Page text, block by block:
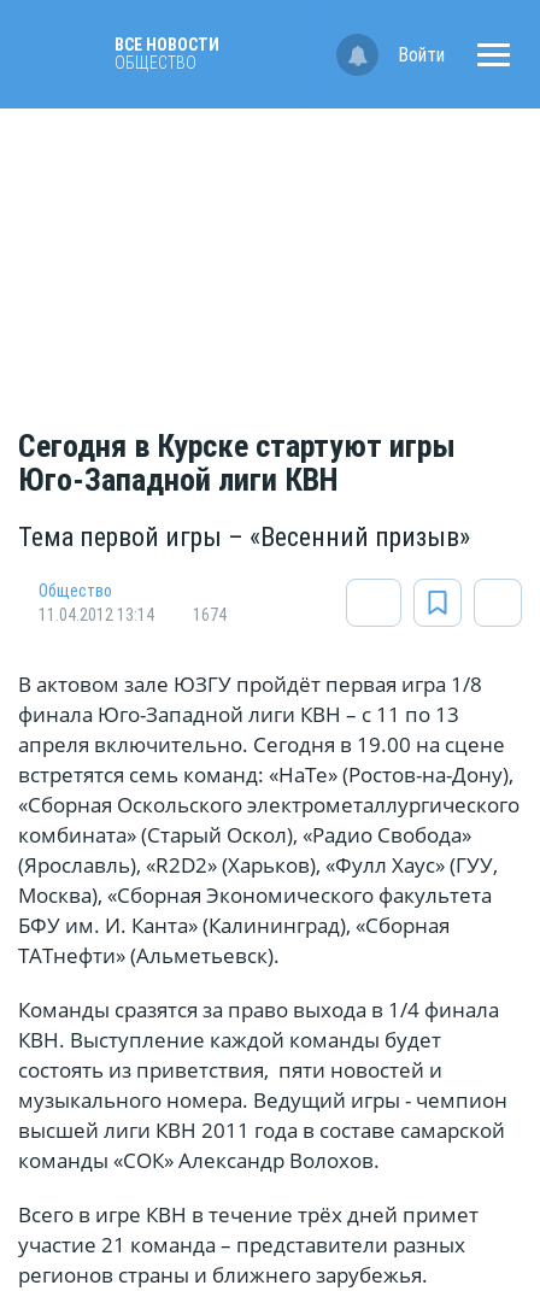
ВСЕ НОВОСТИ
ОБЩЕСТВО
Войти
Сегодня в Курске стартуют игры
Юго-Западной лиги КВН
Тема первой игры – «Весенний призыв»
Общество
11.04.2012 13:14
1674
В актовом зале ЮЗГУ пройдёт первая игра 1/8
финала Юго-Западной лиги КВН – с 11 по 13
апреля включительно. Сегодня в 19.00 на сцене
встретятся семь команд: «НаТе» (Ростов-на-Дону),
«Сборная Оскольского электрометаллургического
комбината» (Старый Оскол), «Радио Свобода»
(Ярославль), «R2D2» (Харьков), «Фулл Хаус» (ГУУ,
Москва), «Сборная Экономического факультета
БФУ им. И. Канта» (Калининград), «Сборная
ТАТнефти» (Альметьевск).
Команды сразятся за право выхода в 1/4 финала
КВН. Выступление каждой команды будет
состоять из приветствия, пяти новостей и
музыкального номера. Ведущий игры - чемпион
высшей лиги КВН 2011 года в составе самарской
команды «СОК» Александр Волохов.
Всего в игре КВН в течение трёх дней примет
участие 21 команда – представители разных
регионов страны и ближнего зарубежья.